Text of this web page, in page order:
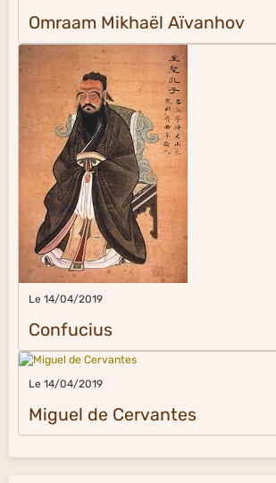
Omraam Mikhaël Aïvanhov
Le 14/04/2019
Confucius
Le 14/04/2019
Miguel de Cervantes